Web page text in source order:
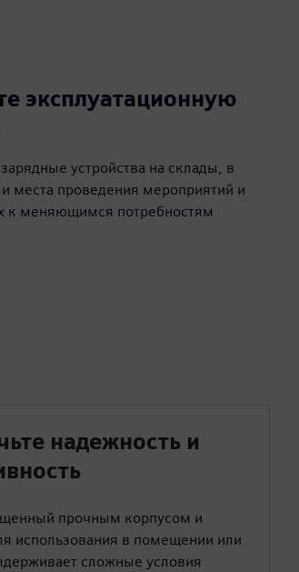
эксплуатационную
устройства на склады, в
места проведения мероприятий и
к меняющимся потребностям
надежность и
прочным корпусом и
использования в помещении или
сложные условия